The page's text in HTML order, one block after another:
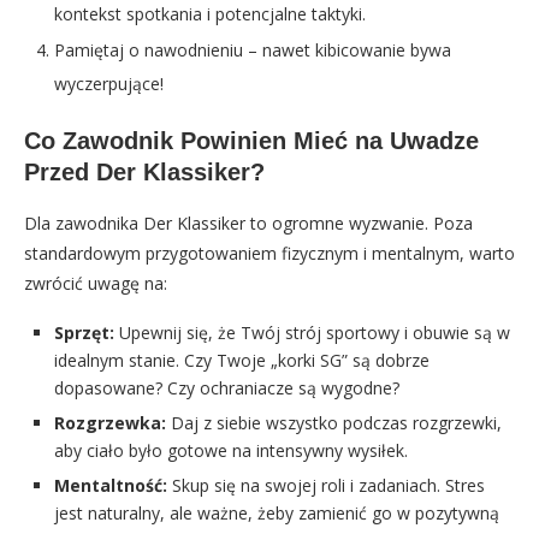
kontekst spotkania i potencjalne taktyki.
Pamiętaj o nawodnieniu – nawet kibicowanie bywa
wyczerpujące!
Co Zawodnik Powinien Mieć na Uwadze
Przed Der Klassiker?
Dla zawodnika Der Klassiker to ogromne wyzwanie. Poza
standardowym przygotowaniem fizycznym i mentalnym, warto
zwrócić uwagę na:
Sprzęt: Upewnij się, że Twój strój sportowy i obuwie są w
idealnym stanie. Czy Twoje „korki SG” są dobrze
dopasowane? Czy ochraniacze są wygodne?
Rozgrzewka: Daj z siebie wszystko podczas rozgrzewki,
aby ciało było gotowe na intensywny wysiłek.
Mentaltność: Skup się na swojej roli i zadaniach. Stres
jest naturalny, ale ważne, żeby zamienić go w pozytywną